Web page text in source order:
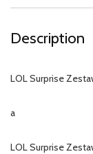
Description
LOL Surprise
a
LOL Surprise